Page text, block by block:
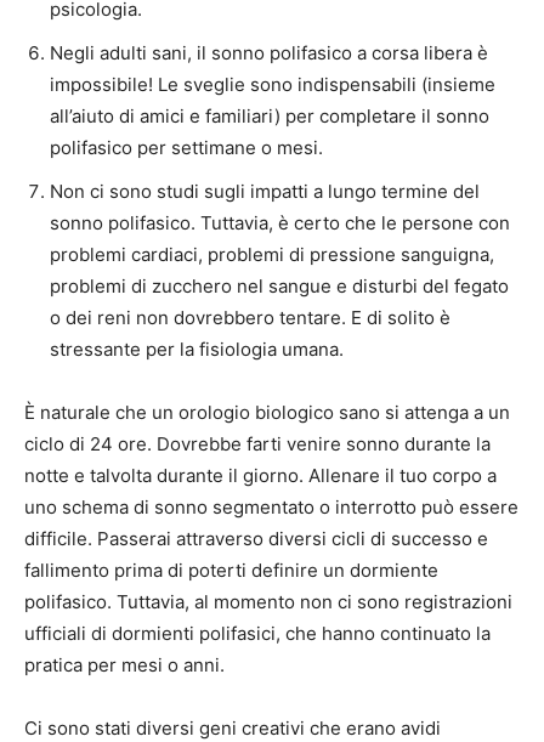
psicologia.
Negli adulti sani, il sonno polifasico a corsa libera è
impossibile! Le sveglie sono indispensabili (insieme
all’aiuto di amici e familiari) per completare il sonno
polifasico per settimane o mesi.
Non ci sono studi sugli impatti a lungo termine del
sonno polifasico. Tuttavia, è certo che le persone con
problemi cardiaci, problemi di pressione sanguigna,
problemi di zucchero nel sangue e disturbi del fegato
o dei reni non dovrebbero tentare. E di solito è
stressante per la fisiologia umana.
È naturale che un orologio biologico sano si attenga a un
ciclo di 24 ore. Dovrebbe farti venire sonno durante la
notte e talvolta durante il giorno. Allenare il tuo corpo a
uno schema di sonno segmentato o interrotto può essere
difficile. Passerai attraverso diversi cicli di successo e
fallimento prima di poterti definire un dormiente
polifasico. Tuttavia, al momento non ci sono registrazioni
ufficiali di dormienti polifasici, che hanno continuato la
pratica per mesi o anni.
Ci sono stati diversi geni creativi che erano avidi